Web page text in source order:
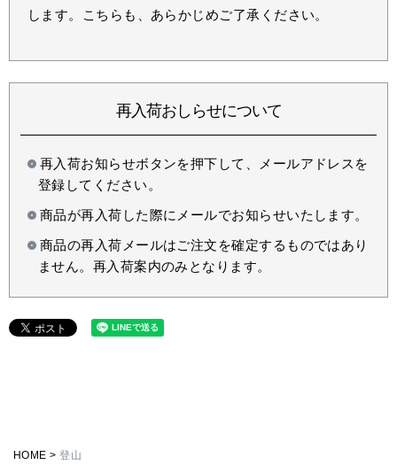
します。こちらも、あらかじめご了承ください。
再入荷おしらせについて
再入荷お知らせボタンを押下して、メールアドレスを
登録してください。
商品が再入荷した際にメールでお知らせいたします。
商品の再入荷メールはご注文を確定するものではあり
ません。再入荷案内のみとなります。
HOME
登山